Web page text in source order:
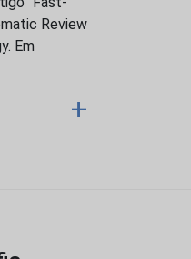
Review
Em
+